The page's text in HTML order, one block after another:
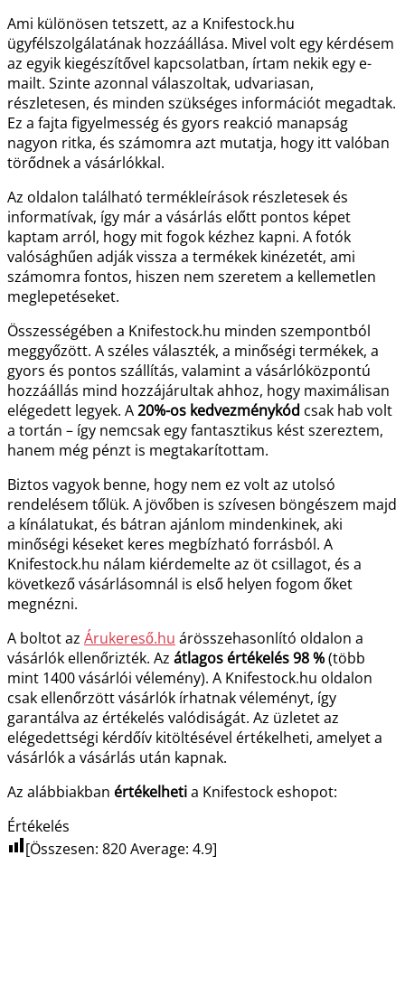
Ami különösen tetszett, az a Knifestock.hu
ügyfélszolgálatának hozzáállása. Mivel volt egy kérdésem
az egyik kiegészítővel kapcsolatban, írtam nekik egy e-
mailt. Szinte azonnal válaszoltak, udvariasan,
részletesen, és minden szükséges információt megadtak.
Ez a fajta figyelmesség és gyors reakció manapság
nagyon ritka, és számomra azt mutatja, hogy itt valóban
törődnek a vásárlókkal.
Az oldalon található termékleírások részletesek és
informatívak, így már a vásárlás előtt pontos képet
kaptam arról, hogy mit fogok kézhez kapni. A fotók
valósághűen adják vissza a termékek kinézetét, ami
számomra fontos, hiszen nem szeretem a kellemetlen
meglepetéseket.
Összességében a Knifestock.hu minden szempontból
meggyőzött. A széles választék, a minőségi termékek, a
gyors és pontos szállítás, valamint a vásárlóközpontú
hozzáállás mind hozzájárultak ahhoz, hogy maximálisan
elégedett legyek. A20%-os kedvezménykód csak hab volt
a tortán – így nemcsak egy fantasztikus kést szereztem,
hanem még pénzt is megtakarítottam.
Biztos vagyok benne, hogy nem ez volt az utolsó
rendelésem tőlük. A jövőben is szívesen böngészem majd
a kínálatukat, és bátran ajánlom mindenkinek, aki
minőségi késeket keres megbízható forrásból. A
Knifestock.hu nálam kiérdemelte az öt csillagot, és a
következő vásárlásomnál is első helyen fogom őket
megnézni.
A boltot az Árukereső.hu árösszehasonlító oldalon a
vásárlók ellenőrizték. Az átlagos értékelés 98 %(több
mint 1400 vásárlói vélemény). A Knifestock.hu oldalon
csak ellenőrzött vásárlók írhatnak véleményt, így
garantálva az értékelés valódiságát. Az üzletet az
elégedettségi kérdőív kitöltésével értékelheti, amelyet a
vásárlók a vásárlás után kapnak.
Az alábbiakban értékelhetia Knifestock eshopot:
Értékelés
[Összesen: 820Average: 4.9]